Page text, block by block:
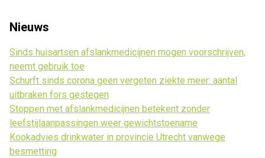
Nieuws
Sinds huisartsen afslankmedicijnen mogen voorschrijven,
neemt gebruik toe
Schurft sinds corona geen vergeten ziekte meer: aantal
uitbraken fors gestegen
Stoppen met afslankmedicijnen betekent zonder
leefstijlaanpassingen weer gewichtstoename
Kookadvies drinkwater in provincie Utrecht vanwege
besmetting